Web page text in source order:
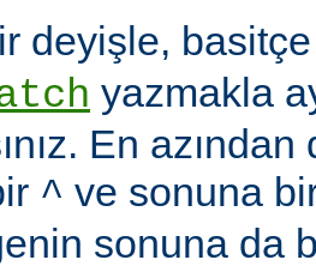
deyişle,
yazmakla
En
^ ve sonuna
sonuna da